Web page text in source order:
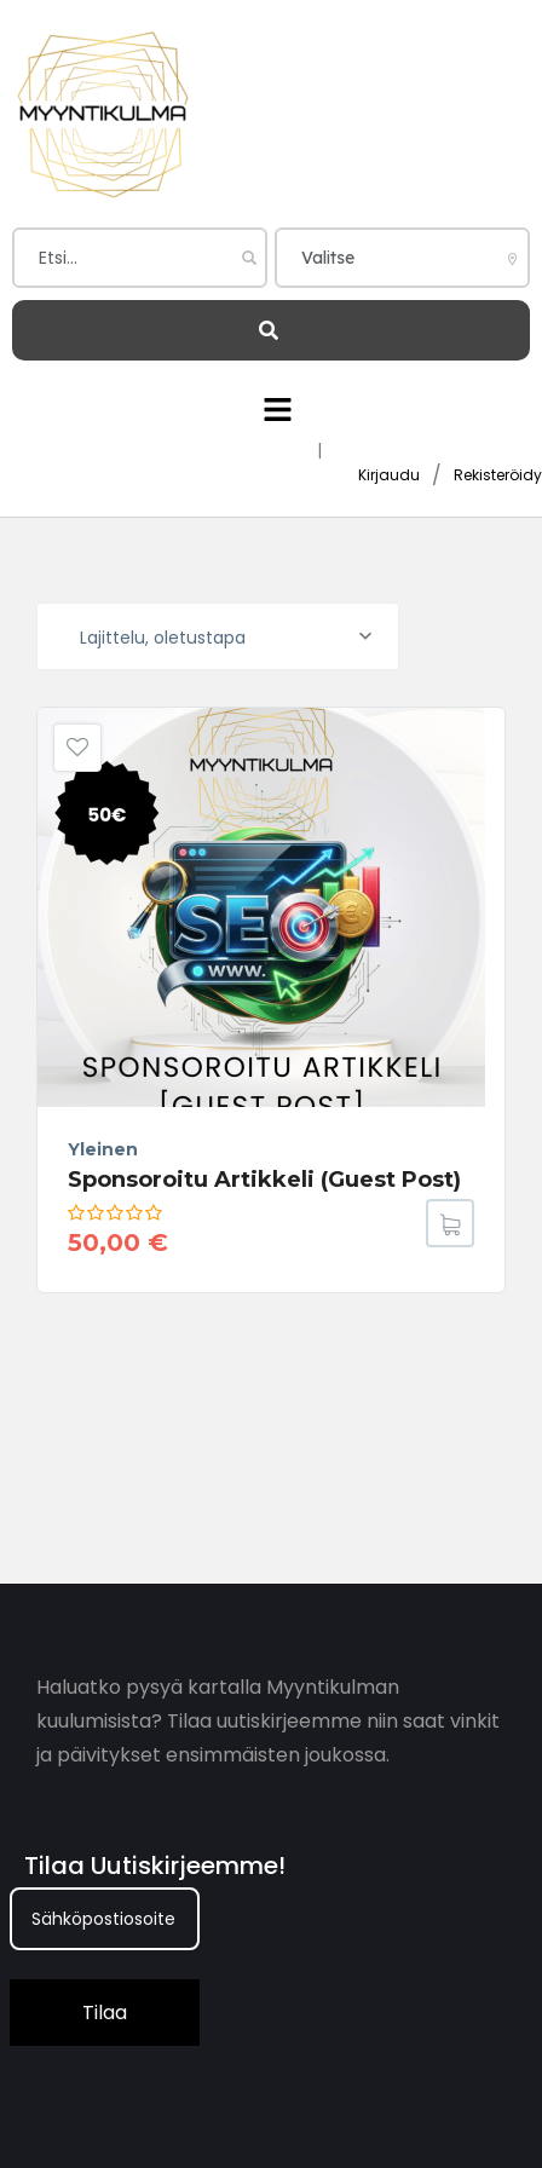
|
Kirjaudu / Rekisteröidy
Lajittelu, oletustapa
Yleinen
Sponsoroitu Artikkeli (Guest Post)
50,00 €
Haluatko pysyä kartalla Myyntikulman
kuulumisista? Tilaa uutiskirjeemme niin saat vinkit
ja päivitykset ensimmäisten joukossa.
Tilaa Uutiskirjeemme!
Tilaa